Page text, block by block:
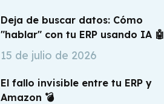
Deja de buscar datos: Cómo
"hablar" con tu ERP usando IA 🤖
15 de julio de 2026
El fallo invisible entre tu ERP y
Amazon 💣